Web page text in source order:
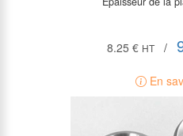
8.25 € HT /
En